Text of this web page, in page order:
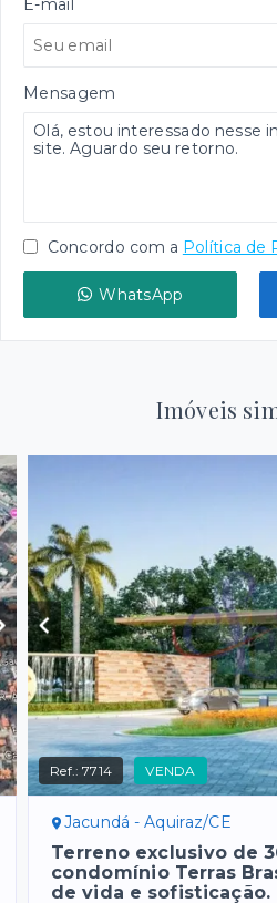
E-mail
Mensagem
Concordo com a Política de
WhatsApp
Imóveis
Ref.:7714 VENDA
Jacundá - Aquiraz/CE
Terreno exclusivo de
condomínio Terras
de vida e sofisticação.